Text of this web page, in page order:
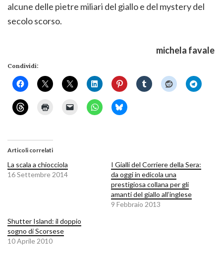
alcune delle pietre miliari del giallo e del mystery del
secolo scorso.
michela favale
Condividi:
Articoli correlati
La scala a chiocciola
16 Settembre 2014
I Gialli del Corriere della Sera:
da oggi in edicola una
prestigiosa collana per gli
amanti del giallo all’inglese
9 Febbraio 2013
Shutter Island: il doppio
sogno di Scorsese
10 Aprile 2010